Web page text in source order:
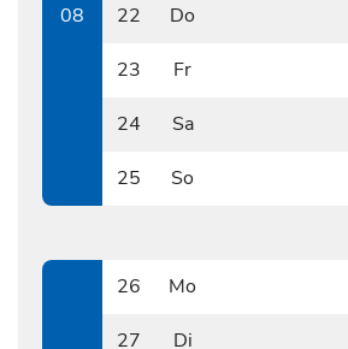
08
22
Do
23
Fr
24
Sa
25
So
26
Mo
27
Di